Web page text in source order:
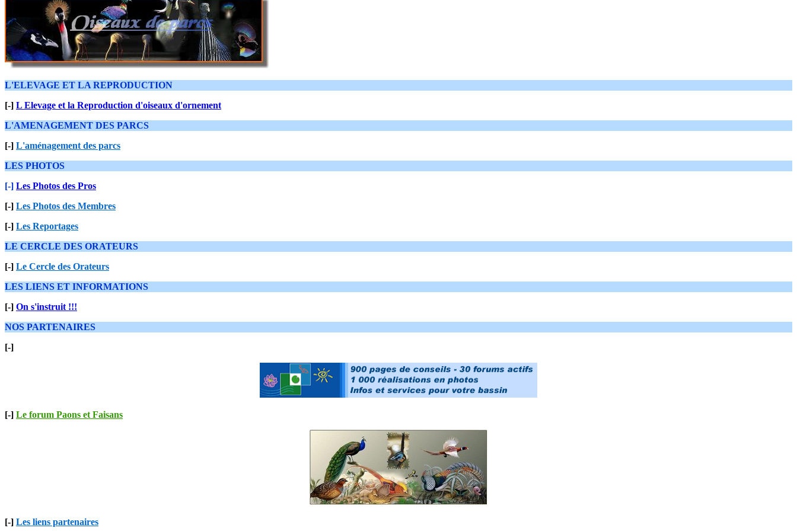
L'ELEVAGE ET LA REPRODUCTION
[-] L Elevage et la Reproduction d'oiseaux d'ornement
L'AMENAGEMENT DES PARCS
[-] L'aménagement des parcs
LES PHOTOS
[-] Les Photos des Pros
[-] Les Photos des Membres
[-] Les Reportages
LE CERCLE DES ORATEURS
[-] Le Cercle des Orateurs
LES LIENS ET INFORMATIONS
[-] On s'instruit !!!
NOS PARTENAIRES
[-]
[-] Le forum Paons et Faisans
[-] Les liens partenaires